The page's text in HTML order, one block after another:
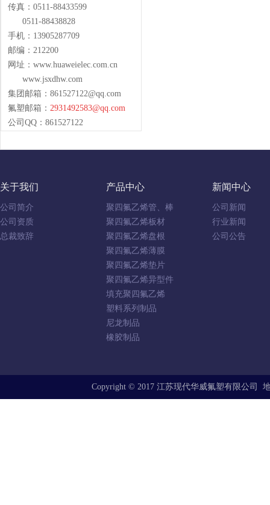
传真：0511-88433599
0511-88438828
手机：13905287709
邮编：212200
网址：www.huaweielec.com.cn
www.jsxdhw.com
集团邮箱： 861527122@qq.com
氟塑邮箱： 2931492583@qq.com
公司QQ：861527122
关于我们
公司简介
公司资质
总裁致辞
产品中心
聚四氟乙烯管、棒
聚四氟乙烯板材
聚四氟乙烯盘根
聚四氟乙烯薄膜
聚四氟乙烯垫片
聚四氟乙烯异型件
填充聚四氟乙烯
塑料系列制品
尼龙制品
橡胶制品
新闻中心
公司新闻
行业新闻
公司公告
Copyright © 2017 江苏现代华威氟塑有限公司